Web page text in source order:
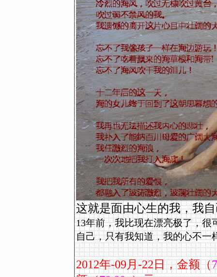
这就是面由心生的我，我
13年前，我比现在漂亮极了，很
自己，只有我知道，我的心不一
2012年-09月-22日，金额（